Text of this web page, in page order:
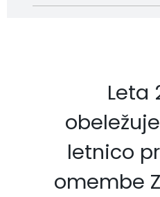
Leta
letnico
omembe